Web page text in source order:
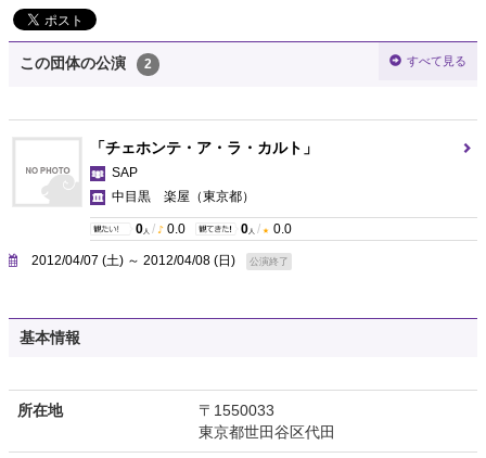
この団体の公演 2 すべて見る
「チェホンテ・ア・ラ・カルト」
SAP
中目黒 楽屋 （東京都）
0 人 / 0.0 0 人 / 0.0
2012/04/07 (土) ～ 2012/04/08 (日) 公演終了
基本情報
所在地
〒1550033
東京都世田谷区代田